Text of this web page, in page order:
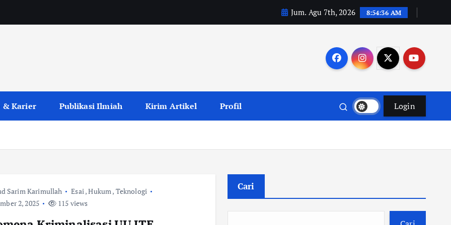
Jum. Agu 7th, 2026 8:54:37 AM
& Karier Publikasi Ilmiah Kirim Artikel Profil Login
Sarim Karimullah Esai,Hukum, Teknologi
2, 2025
115 views
Cari